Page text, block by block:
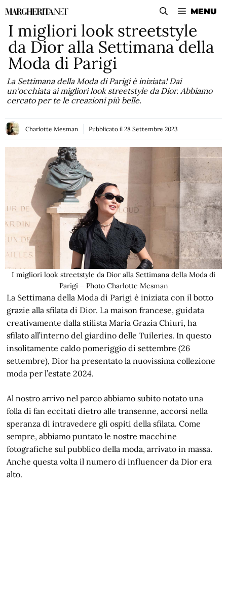
Vai
contenuto
MENU
I migliori look streetstyle
da Dior alla Settimana della
Moda di Parigi
La Settimana della Moda di Parigi è iniziata! Dai
un’occhiata ai migliori look streetstyle da Dior. Abbiamo
cercato per te le creazioni più belle.
Charlotte Mesman Pubblicato il 28 Settembre 2023
I migliori look streetstyle da Dior alla Settimana della Moda di
Parigi – Photo Charlotte Mesman
La Settimana della Moda di Parigi è iniziata con il botto
grazie alla sfilata di Dior. La maison francese, guidata
creativamente dalla stilista Maria Grazia Chiuri, ha
sfilato all’interno del giardino delle Tuileries. In questo
insolitamente caldo pomeriggio di settembre (26
settembre), Dior ha presentato la nuovissima collezione
moda per l’estate 2024.
Al nostro arrivo nel parco abbiamo subito notato una
folla di fan eccitati dietro alle transenne, accorsi nella
speranza di intravedere gli ospiti della sfilata. Come
sempre, abbiamo puntato le nostre macchine
fotografiche sul pubblico della moda, arrivato in massa.
Anche questa volta il numero di influencer da Dior era
alto.